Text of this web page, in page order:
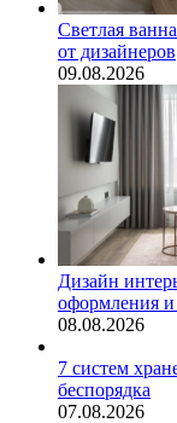
Светлая
от дизайнеров
09.08.2026
Дизайн
оформления
08.08.2026
7 систем
беспорядка
07.08.2026